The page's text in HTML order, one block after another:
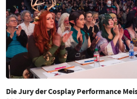
Die Jury der Cosplay Performance